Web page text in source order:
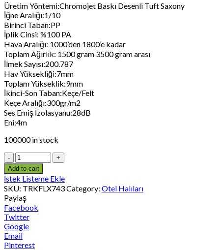
Üretim Yöntemi:Chromojet Baskı Desenli Tuft Saxony
İğne Aralığı:1/10
Birinci Taban:PP
İplik Cinsi: %100 PA
Hava Aralığı: 1000’den 1800’e kadar
Toplam Ağırlık: 1500 gram 3500 gram arası
İlmek Sayısı:200.787
Hav Yüksekliği:7mm
Toplam Yükseklik:9mm
İkinci-Son Taban:Keçe/Felt
Keçe Aralığı:300gr/m2
Ses Emiş İzolasyanu:28dB
Eni:4m
100000 in stock
Add to cart
İstek Listeme Ekle
SKU: TRKFLX743Category: Otel Halıları
Paylaş
Facebook
Twitter
Google
Email
Pinterest